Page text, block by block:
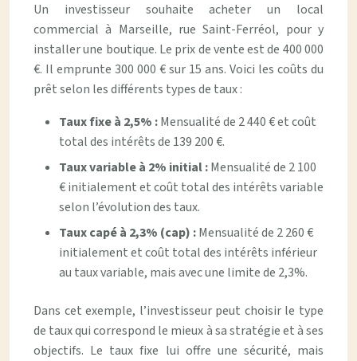
Un investisseur souhaite acheter un local
commercial à Marseille, rue Saint-Ferréol, pour y
installer une boutique. Le prix de vente est de 400 000
€. Il emprunte 300 000 € sur 15 ans. Voici les coûts du
prêt selon les différents types de taux :
Taux fixe à 2,5% :Mensualité de 2 440 € et coût
total des intérêts de 139 200 €.
Taux variable à 2% initial :Mensualité de 2 100
€ initialement et coût total des intérêts variable
selon l’évolution des taux.
Taux capé à 2,3% (cap) :Mensualité de 2 260 €
initialement et coût total des intérêts inférieur
au taux variable, mais avec une limite de 2,3%.
Dans cet exemple, l’investisseur peut choisir le type
de taux qui correspond le mieux à sa stratégie et à ses
objectifs. Le taux fixe lui offre une sécurité, mais